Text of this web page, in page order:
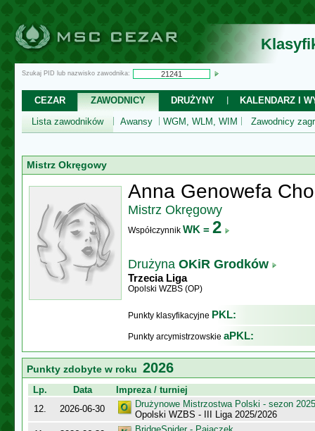
Szukaj PID lub nazwisko zawodnika:
CEZAR ZAWODNICY DRUŻYNY
KALENDARZ I
Lista zawodników
Awansy WGM, WLM, WIM Zawodnicy
Mistrz Okręgowy
Anna Genowefa
Mistrz Okręgowy
Współczynnik WK = 2
Drużyna OKiR Grodków
Trzecia Liga
Opolski WZBS (OP)
Punkty klasyfikacyjne PKL:
Punkty arcymistrzowskie aPKL:
Punkty zdobyte w roku 2026
Lp. Data
Impreza / turniej
12.
2026-06-30
Drużynowe Mistrzostwa Polski - sezon
Opolski WZBS - III Liga 2025/2026